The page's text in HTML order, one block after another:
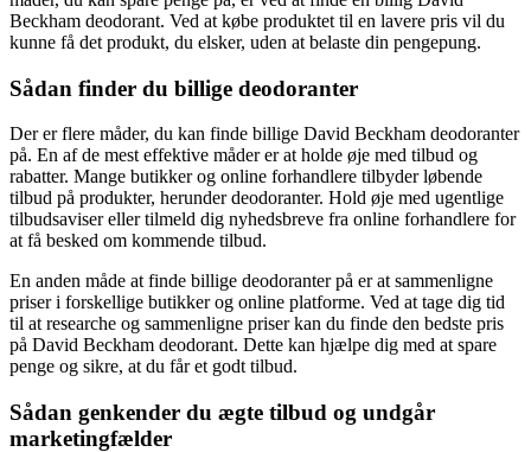
Beckham deodorant. Ved at købe produktet til en lavere pris vil du
kunne få det produkt, du elsker, uden at belaste din pengepung.
Sådan finder du billige deodoranter
Der er flere måder, du kan finde billige David Beckham deodoranter
på. En af de mest effektive måder er at holde øje med tilbud og
rabatter. Mange butikker og online forhandlere tilbyder løbende
tilbud på produkter, herunder deodoranter. Hold øje med ugentlige
tilbudsaviser eller tilmeld dig nyhedsbreve fra online forhandlere for
at få besked om kommende tilbud.
En anden måde at finde billige deodoranter på er at sammenligne
priser i forskellige butikker og online platforme. Ved at tage dig tid
til at researche og sammenligne priser kan du finde den bedste pris
på David Beckham deodorant. Dette kan hjælpe dig med at spare
penge og sikre, at du får et godt tilbud.
Sådan genkender du ægte tilbud og undgår
marketingfælder